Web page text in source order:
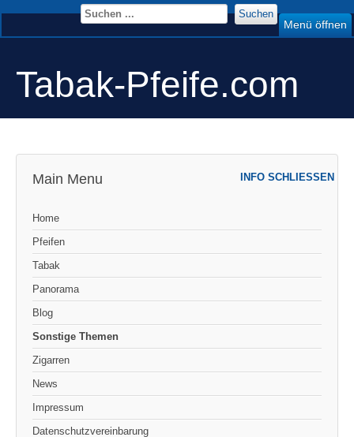
Tabak-Pfeife.com
Suchen
Menü öffnen
Main Menu
Home
Pfeifen
Tabak
Panorama
Blog
Sonstige Themen
Zigarren
News
Impressum
Datenschutzvereinbarung
INFO SCHLIESSEN